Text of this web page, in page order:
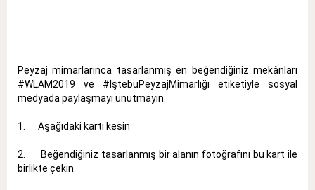
Peyzaj mimarlarınca tasarlanmış en beğendiğiniz mekânları
#WLAM2019 ve #İştebuPeyzajMimarlığı etiketiyle sosyal
medyada paylaşmayı unutmayın.
1. Aşağıdaki kartı kesin
2. Beğendiğiniz tasarlanmış bir alanın fotoğrafını bu kart ile
birlikte çekin.